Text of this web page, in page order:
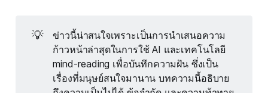
💡
ข่าวนี้น่าสนใจเพราะเป็นการนำเสนอความ
ก้าวหน้าล่าสุดในการใช้ AI และเทคโนโลยี
mind-reading เพื่อบันทึกความฝัน ซึ่งเป็น
เรื่องที่มนุษย์สนใจมานาน บทความนี้อธิบาย